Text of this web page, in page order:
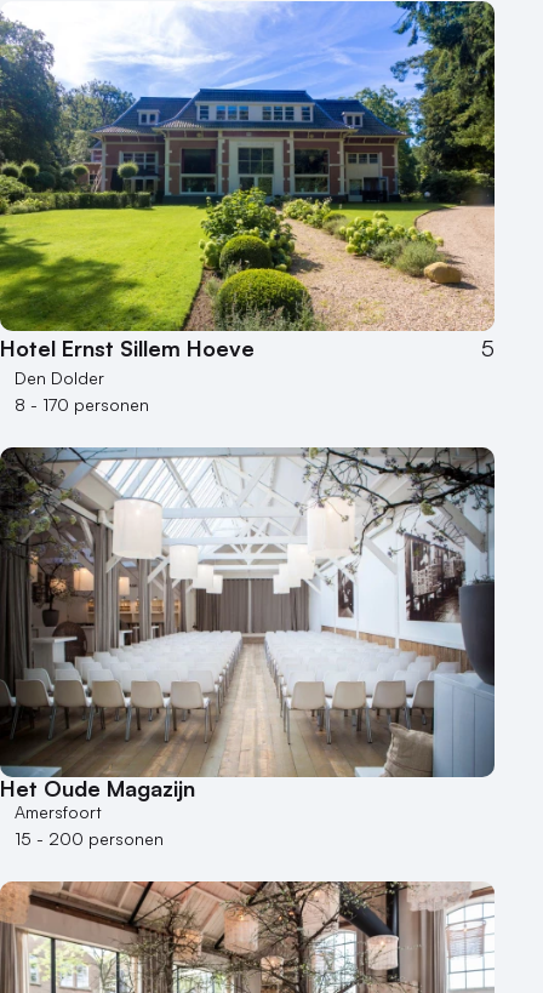
Hotel Ernst Sillem Hoeve 5
Den Dolder
8 - 170 personen
Het Oude Magazijn
Amersfoort
15 - 200 personen